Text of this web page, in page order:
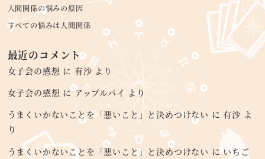
人間関係の悩みの原因
すべての悩みは人間関係
最近のコメント
女子会の感想 に 有沙より
女子会の感想 にアップルパイより
うまくいかないことを「悪いこと」と決めつけない に有沙 よ
り
うまくいかないことを「悪いこと」と決めつけない にいちご